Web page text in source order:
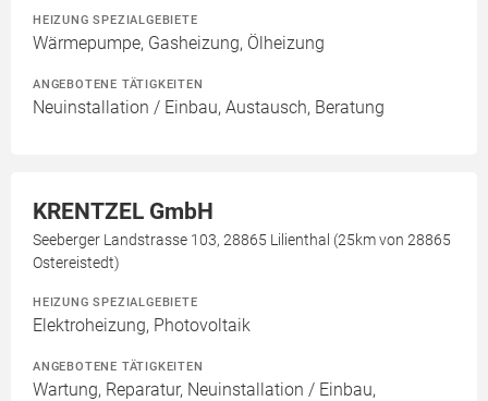
HEIZUNG SPEZIALGEBIETE
Wärmepumpe, Gasheizung, Ölheizung
ANGEBOTENE TÄTIGKEITEN
Neuinstallation / Einbau, Austausch, Beratung
KRENTZEL GmbH
Seeberger Landstrasse 103, 28865 Lilienthal (25km von 28865
Ostereistedt)
HEIZUNG SPEZIALGEBIETE
Elektroheizung, Photovoltaik
ANGEBOTENE TÄTIGKEITEN
Wartung, Reparatur, Neuinstallation / Einbau,